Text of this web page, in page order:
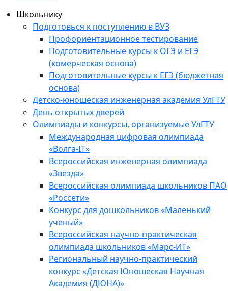
Школьнику
Подготовься к поступлению в ВУЗ
Профориентационное тестирование
Подготовительные курсы к ОГЭ и ЕГЭ
(комерческая основа)
Подготовительные курсы к ЕГЭ (бюджетная
основа)
Детско-юношеская инженерная академия УлГТУ
День открытых дверей
Олимпиады и конкурсы, организуемые УлГТУ
Международная цифровая олимпиада
«Волга-IT»
Всероссийская инженерная олимпиада
«Звезда»
Всероссийская олимпиада школьников ПАО
«Россети»
Конкурс для дошкольников «Маленький
ученый»
Всероссийская научно-практическая
олимпиада школьников «Марс-ИТ»
Региональный научно-практический
конкурс «Детская Юношеская Научная
Академия (ДЮНА)»